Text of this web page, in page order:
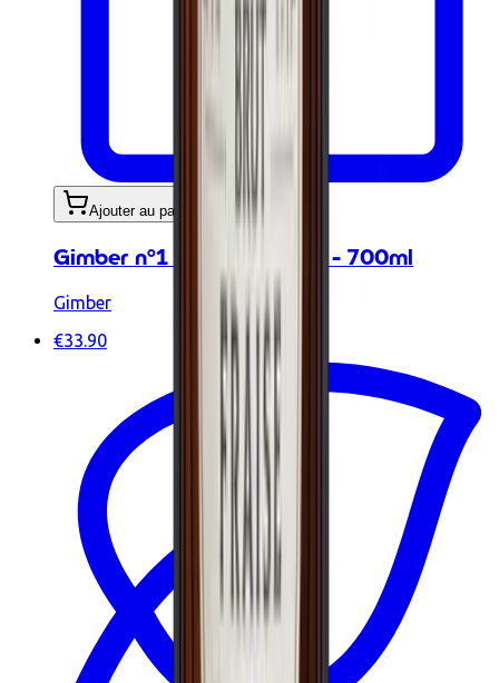
Ajouter au panier
Gimber n°1 ORIGINAL BIO - 700ml
Gimber
€33.90